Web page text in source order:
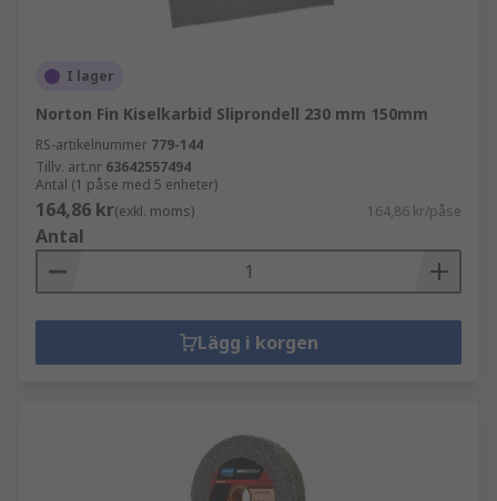
I lager
Norton Fin Kiselkarbid Sliprondell 230 mm 150mm
RS-artikelnummer 779-144
Tillv. art.nr 63642557494
Antal (1 påse med 5 enheter)
164,86 kr(exkl. moms) 164,86 kr/påse
Antal
Lägg i korgen